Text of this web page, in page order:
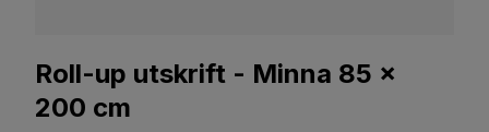
Roll-up utskrift - Minna 85 x
200 cm